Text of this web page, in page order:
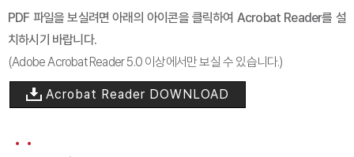
PDF 파일을 보실려면 아래의 아이콘을 클릭하여 Acrobat Reader를 설
치하시기 바랍니다.
(Adobe Acrobat Reader 5.0 이상에서만 보실 수 있습니다.)
Acrobat Reader DOWNLOAD